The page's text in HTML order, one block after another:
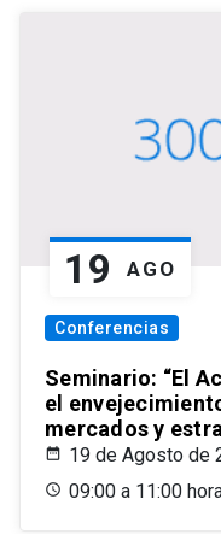
19 AGO
Conferencias
Seminario: “El
el
mercados y
19 de Agosto de
09:00 a 11:00